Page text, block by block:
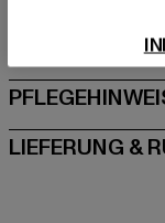
LIEFERUNG &